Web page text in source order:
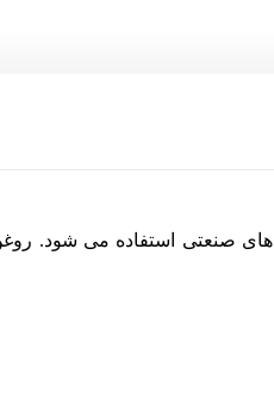
صنعتی استفاده می شود.